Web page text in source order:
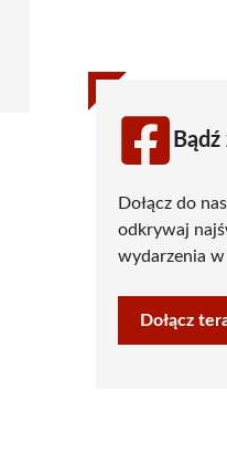
Dołącz do
odkrywaj
wydarzenia
Dołącz